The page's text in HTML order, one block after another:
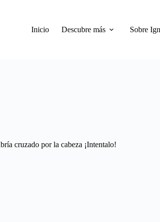
Inicio
Descubre más Sobre
cruzado por la cabeza ¡Intentalo!